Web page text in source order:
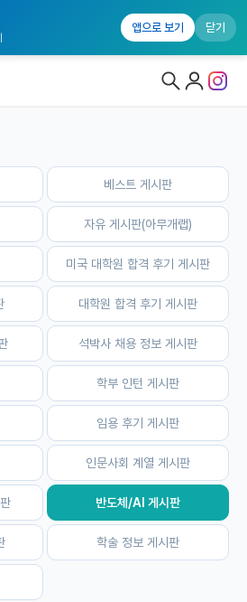
앱으로 보기 닫기
)
게시판
판
베스트 게시판
자유 게시판(아무개랩)
미국 대학원 합격 후기 게시판
대학원 합격 후기 게시판
석박사 채용 정보 게시판
학부 인턴 게시판
임용 후기 게시판
인문사회 계열 게시판
반도체/AI 게시판
학술 정보 게시판
IF 명예의 전당 자유 게시판(